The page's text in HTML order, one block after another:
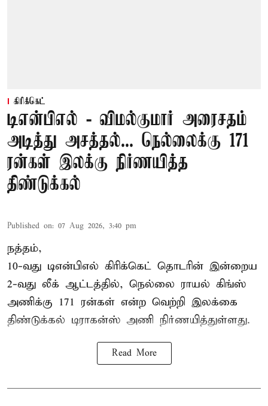
கிரிக்கெட்
டிஎன்பிஎல் - விமல்குமார் அரைசதம்
அடித்து அசத்தல்... நெல்லைக்கு 171
ரன்கள் இலக்கு நிர்ணயித்த
திண்டுக்கல்
Published on: 07 Aug 2026, 3:40 pm
நத்தம்,
10-வது டிஎன்பிஎல் கிரிக்கெட் தொடரின் இன்றைய
2-வது லீக் ஆட்டத்தில், நெல்லை ராயல் கிங்ஸ்
அணிக்கு 171 ரன்கள் என்ற வெற்றி இலக்கை
திண்டுக்கல் டிராகன்ஸ் அணி நிர்ணயித்துள்ளது.
Read More